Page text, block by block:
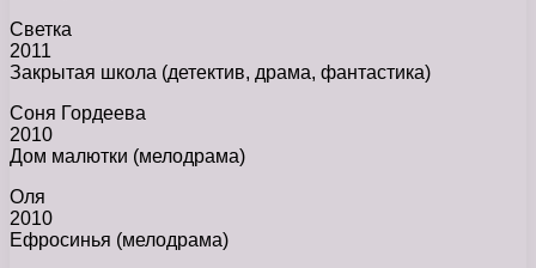
Светка
2011
Закрытая школа (детектив, драма, фантастика)
Соня Гордеева
2010
Дом малютки (мелодрама)
Оля
2010
Ефросинья (мелодрама)